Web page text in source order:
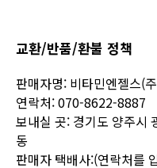
교환/반품/환불 정책
판매자명: 비타민엔젤스(
연락처: 070-8622-8887
보내실 곳: 경기도 양주시
동
판매자 택배사:(연락처를